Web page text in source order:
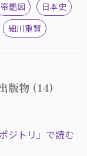
帝鑑図
日本史
細川重賢
版物 (14)
ジトリ」で読む